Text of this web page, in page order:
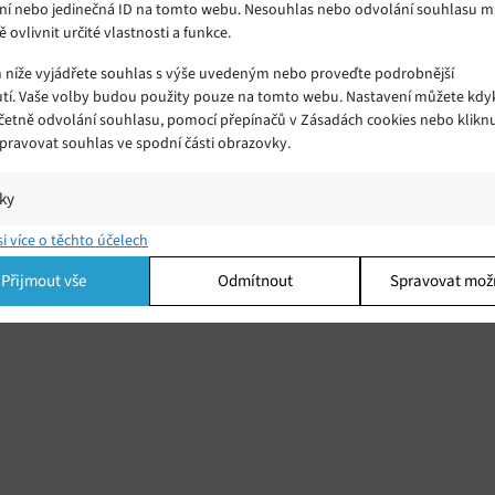
nebo jedinečná ID na tomto webu. Nesouhlas nebo odvolání souhlasu
ovlivnit určité vlastnosti a funkce.
vyjádřete souhlas s výše uvedeným nebo proveďte podrobnější
Vaše volby budou použity pouze na tomto webu. Nastavení můžete
odvolání souhlasu, pomocí přepínačů v Zásadách cookies nebo
souhlas ve spodní části obrazovky.
a/nebo přístup k informacím v zařízení, Porozumění publiku
kombinací údajů z různých zdrojů.
více o těchto účelech
Přijmout vše Odmítnout Spravovat